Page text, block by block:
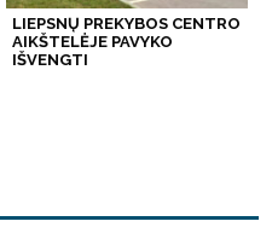
LIEPSNŲ PREKYBOS CENTRO
AIKŠTELĖJE PAVYKO
IŠVENGTI